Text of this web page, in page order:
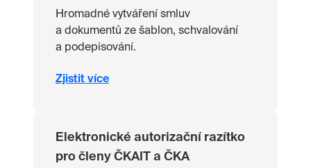
Hromadné vytváření smluv
a dokumentů ze šablon, schvalování
a podepisování.
Zjistit více
Elektronické autorizační razítko
pro členy ČKAIT a ČKA